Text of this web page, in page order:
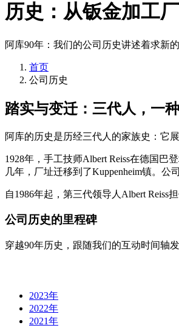
历史：从钣金加工
阿库90年：我们的公司历史讲述着求新
首页
公司历史
踏实与变迁：三代人，一
阿库的历史是历经三代人的家族史：它
1928年，手工技师Albert Reiss在德国巴
几年，厂址迁移到了Kuppenheim镇。公
自1986年起，第三代领导人Albert Reiss
公司历史的里程碑
穿越90年历史，跟随我们的互动时间轴
2023年
2022年
2021年